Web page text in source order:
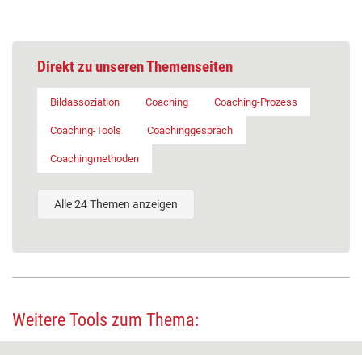
Direkt zu unseren Themenseiten
Bildassoziation Coaching Coaching-Prozess
Coaching-Tools Coachinggespräch
Coachingmethoden
Alle 24 Themen anzeigen
Weitere Tools zum Thema: